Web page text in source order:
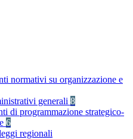
normativi su organizzazione e
generali 8
di programmazione strategico-
6
regionali